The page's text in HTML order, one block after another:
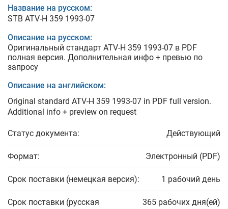
Название на русском:
STB ATV-H 359 1993-07
Описание на русском:
Оригинальный стандарт ATV-H 359 1993-07 в PDF
полная версия. Дополнительная инфо + превью по
запросу
Описание на английском:
Original standard ATV-H 359 1993-07 in PDF full version.
Additional info + preview on request
Статус документа: Действующий
Формат: Электронный (PDF)
Срок поставки (немецкая версия): 1 рабочий день
Срок поставки (русская
365 рабочих дня(ей)